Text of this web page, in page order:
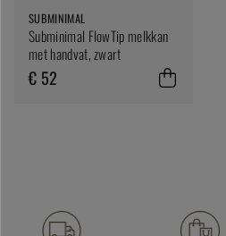
SUBMINIMAL
Subminimal FlowTip melkkan
met handvat, zwart
€ 52